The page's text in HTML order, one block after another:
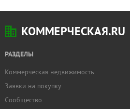
КОММЕРЧЕСКАЯ.RU
РАЗДЕЛЫ
Коммерческая недвижимость
Заявки на покупку
Сообщество